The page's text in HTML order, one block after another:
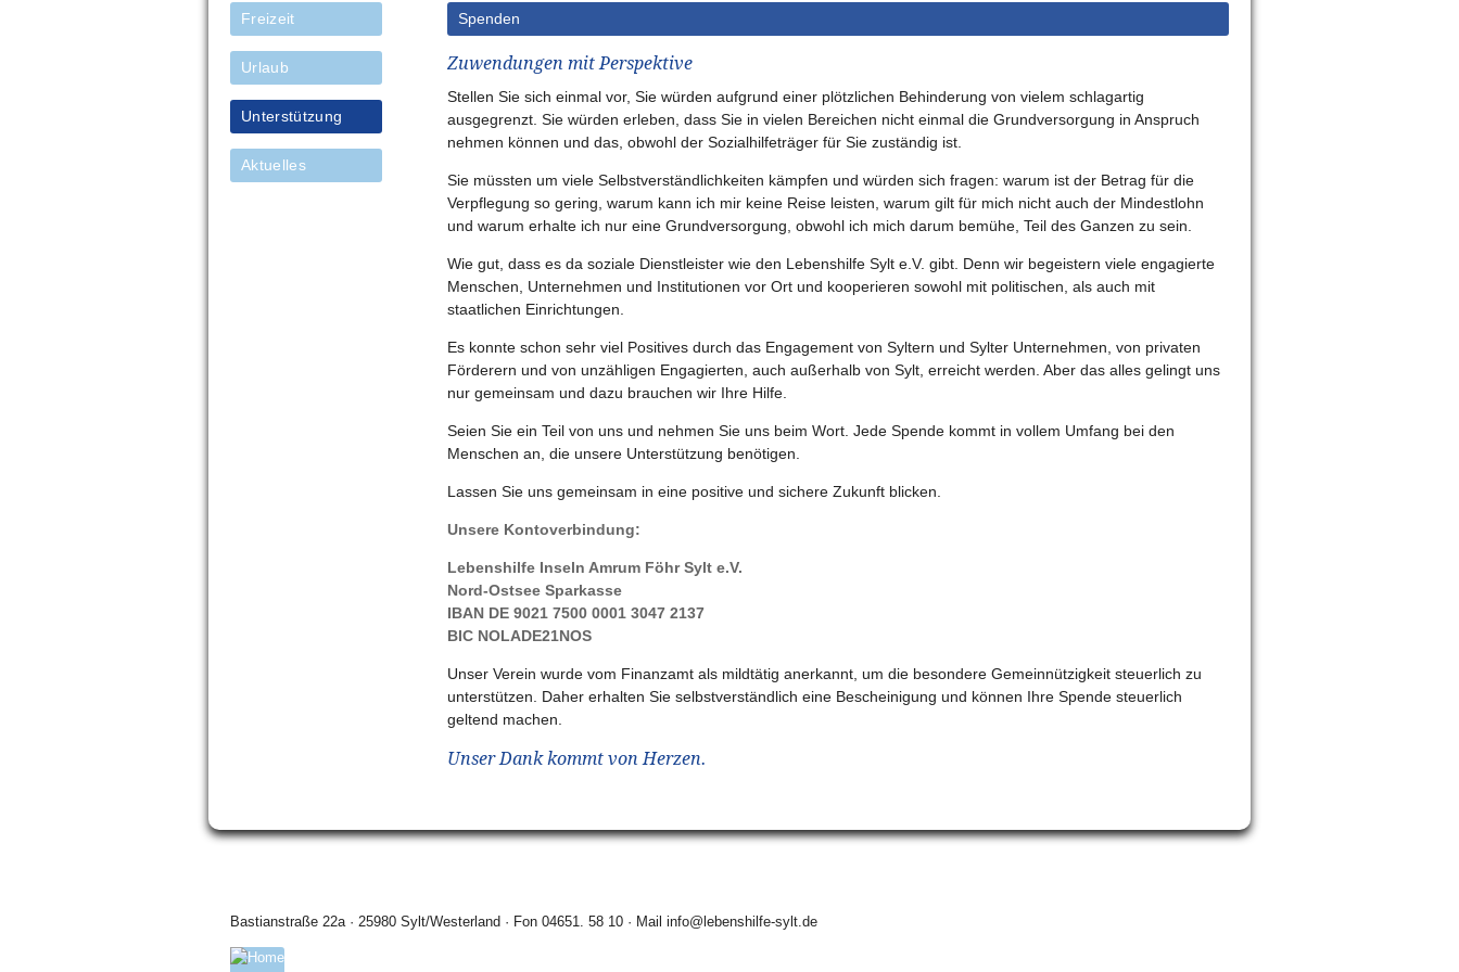
Freizeit
Urlaub
Unterstützung
Aktuelles
Spenden
Zuwendungen mit Perspektive
Stellen Sie sich einmal vor, Sie würden aufgrund einer plötzlichen Behinderung von vielem schlagartig
ausgegrenzt. Sie würden erleben, dass Sie in vielen Bereichen nicht einmal die Grundversorgung in Anspruch
nehmen können und das, obwohl der Sozialhilfeträger für Sie zuständig ist.
Sie müssten um viele Selbstverständlichkeiten kämpfen und würden sich fragen: warum ist der Betrag für die
Verpflegung so gering, warum kann ich mir keine Reise leisten, warum gilt für mich nicht auch der Mindestlohn
und warum erhalte ich nur eine Grundversorgung, obwohl ich mich darum bemühe, Teil des Ganzen zu sein.
Wie gut, dass es da soziale Dienstleister wie den Lebenshilfe Sylt e.V. gibt. Denn wir begeistern viele engagierte
Menschen, Unternehmen und Institutionen vor Ort und kooperieren sowohl mit politischen, als auch mit
staatlichen Einrichtungen.
Es konnte schon sehr viel Positives durch das Engagement von Syltern und Sylter Unternehmen, von privaten
Förderern und von unzähligen Engagierten, auch außerhalb von Sylt, erreicht werden. Aber das alles gelingt uns
nur gemeinsam und dazu brauchen wir Ihre Hilfe.
Seien Sie ein Teil von uns und nehmen Sie uns beim Wort. Jede Spende kommt in vollem Umfang bei den
Menschen an, die unsere Unterstützung benötigen.
Lassen Sie uns gemeinsam in eine positive und sichere Zukunft blicken.
Unsere Kontoverbindung:
Lebenshilfe Inseln Amrum Föhr Sylt e.V.
Nord-Ostsee Sparkasse
IBAN DE 9021 7500 0001 3047 2137
BIC NOLADE21NOS
Unser Verein wurde vom Finanzamt als mildtätig anerkannt, um die besondere Gemeinnützigkeit steuerlich zu
unterstützen. Daher erhalten Sie selbstverständlich eine Bescheinigung und können Ihre Spende steuerlich
geltend machen.
Unser Dank kommt von Herzen.
Bastianstraße 22a · 25980 Sylt/Westerland · Fon 04651. 58 10 · Mail info@lebenshilfe-sylt.de